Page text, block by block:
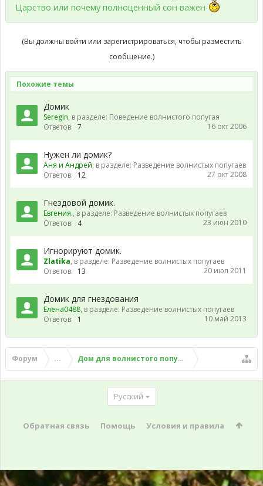
Царство или почему полноценный сон важен
(Вы должны войти или зарегистрироваться, чтобы разместить
сообщение.)
Похожие темы
Домик
Seregin, в разделе: Поведение волнистого попугая
Ответов: 7 16 окт 2006
Нужен ли домик?
Аня и Андрей, в разделе: Разведение волнистых попугаев
Ответов: 12 27 окт 2008
Гнездовой домик.
Евгения., в разделе: Разведение волнистых попугаев
Ответов: 4 23 июн 2010
Игнорируют домик.
Zlatika, в разделе: Разведение волнистых попугаев
Ответов: 13 20 июл 2011
Домик для гнездования
Елена0488, в разделе: Разведение волнистых попугаев
Ответов: 1 10 май 2013
Форум ... Дом для волнистого попугая
Русский
Обратная связь Помощь Условия и правила